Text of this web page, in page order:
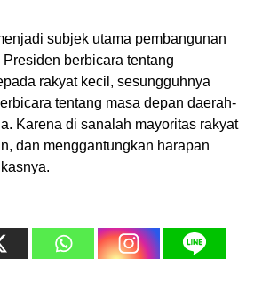
subjek utama pembangunan
berbicara tentang
rakyat kecil, sesungguhnya
tentang masa depan daerah-
Karena di sanalah mayoritas rakyat
dan menggantungkan harapan